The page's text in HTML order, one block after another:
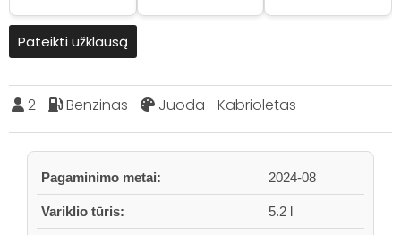
Pateikti užklausą
2 Benzinas Juoda Kabrioletas
Pagaminimo metai: 2024-08
Variklio tūris: 5.2 l